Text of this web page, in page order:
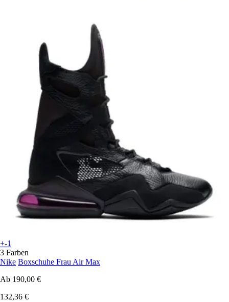
+-1
3 Farben
Nike Boxschuhe Frau Air Max
Ab 190,00 €
132,36 €